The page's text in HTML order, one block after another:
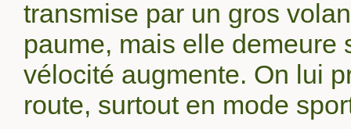
transmise par un gros
paume, mais elle demeure
vélocité augmente. On lui
route, surtout en mode